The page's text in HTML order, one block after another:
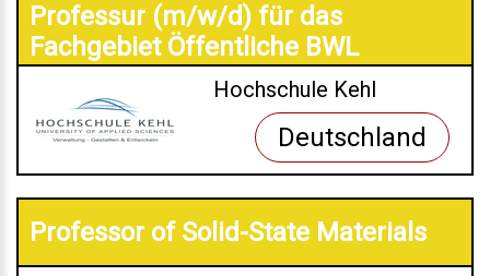
Professur (m/w/d) für das
Fachgebiet Öffentliche BWL
Hochschule Kehl
Deutschland
Professor of Solid-State Materials